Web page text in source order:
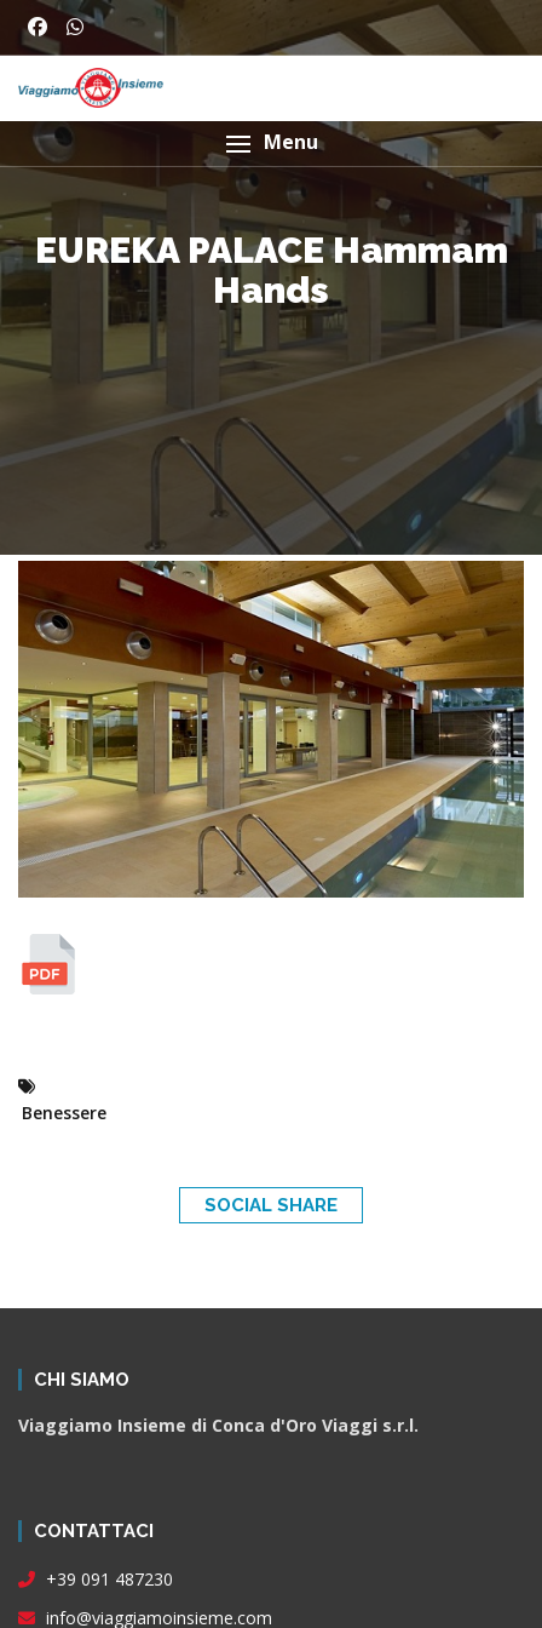
Menu
EUREKA PALACE Hammam
Hands
Benessere
SOCIAL SHARE
CHI SIAMO
Viaggiamo Insieme di Conca d'Oro Viaggi s.r.l.
CONTATTACI
+39 091 487230
info@viaggiamoinsieme.com